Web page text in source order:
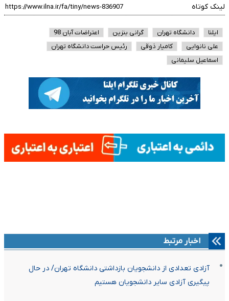
لینک کوتاه
ایلنا دانشگاه تهران گرانی بنزین
اعتراضات آبان 98
علی نانوایی
کامیار ذوقی
رئیس حراست دانشگاه تهران
اسماعیل سلیمانی
اخبار مرتبط
آزادی تعدادی از دانشجویان بازداشتی دانشگاه تهران/ در حال
پیگیری آزادی سایر دانشجویان هستیم